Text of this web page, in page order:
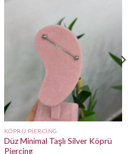
KÖPRÜ PIERCING
Düz Minimal Taşlı Silver Köprü
Piercing